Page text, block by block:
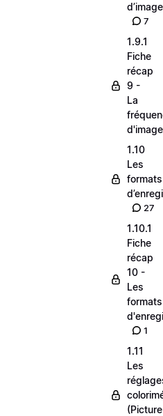
d’image
7
1.9.1
Fiche
récap
9 -
La
d'image
1.10
Les
formats
27
1.10.1
Fiche
récap
10 -
Les
formats
1
1.11
Les
(Picture